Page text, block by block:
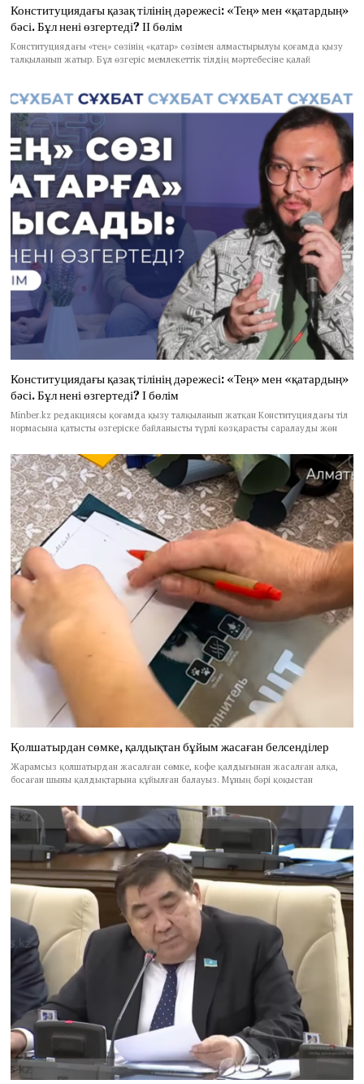
Конституциядағы қазақ тілінің дәрежесі: «Тең» мен «қатардың»
бәсі. Бұл нені өзгертеді? ІІ бөлім
Конституциядағы «тең» сөзінің «қатар» сөзімен алмастырылуы қоғамда қызу
талқыланып жатыр. Бұл өзгеріс мемлекеттік тілдің мәртебесіне қалай
Конституциядағы қазақ тілінің дәрежесі: «Тең» мен «қатардың»
бәсі. Бұл нені өзгертеді? І бөлім
Minber.kz редакциясы қоғамда қызу талқыланып жатқан Конституциядағы тіл
нормасына қатысты өзгеріске байланысты түрлі көзқарасты саралауды жөн
Қолшатырдан сөмке, қалдықтан бұйым жасаған белсенділер
Жарамсыз қолшатырдан жасалған сөмке, кофе қалдығынан жасалған алқа,
босаған шыны қалдықтарына құйылған балауыз. Мұның бәрі қоқыстан